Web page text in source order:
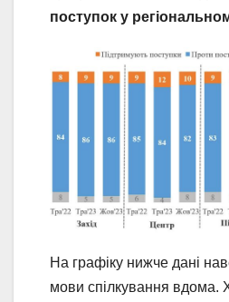
поступок у
На графіку нижче дані
мови спілкування вдома.